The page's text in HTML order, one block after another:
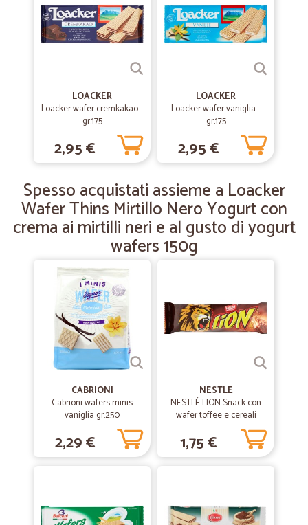
02/03/2020
—Marenghi I.
—
Affidabile
I prodotti richiestiwsono stati consegnati nei tempi previsti. Tutto ok
08/06/2019
—Valter P.
Ottimo Supermercato
LOACKER
Loacker wafer cremkakao -
gr.175
2,95 €
LOACKER
Loacker wafer vaniglia -
gr.175
2,95 €
Spesso acquistati assieme a Loacker
Wafer Thins Mirtillo Nero Yogurt con
crema ai mirtilli neri e al gusto di yogurt
wafers 150g
CABRIONI
Cabrioni wafers minis
vaniglia gr.250
2,29 €
NESTLE
NESTLÉ LION Snack con
wafer toffee e cereali
ricoperti di cioccolato al
latte snack da 42 gr.
1,75 €